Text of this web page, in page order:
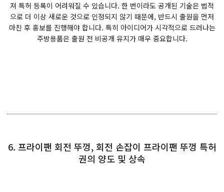
져 특허 등록이 어려워질 수 있습니다. 한 번이라도 공개된 기술은 법적
으로 더 이상 새로운 것으로 인정되지 않기 때문에, 반드시 출원을 먼저
마친 후 홍보를 진행해야 합니다. 특히 아이디어가 시각적으로 드러나는
주방용품은 출원 전 비공개 유지가 매우 중요합니다.
6. 프라이팬 회전 뚜껑, 회전 손잡이 프라이팬 뚜껑 특허
권의 양도 및 상속